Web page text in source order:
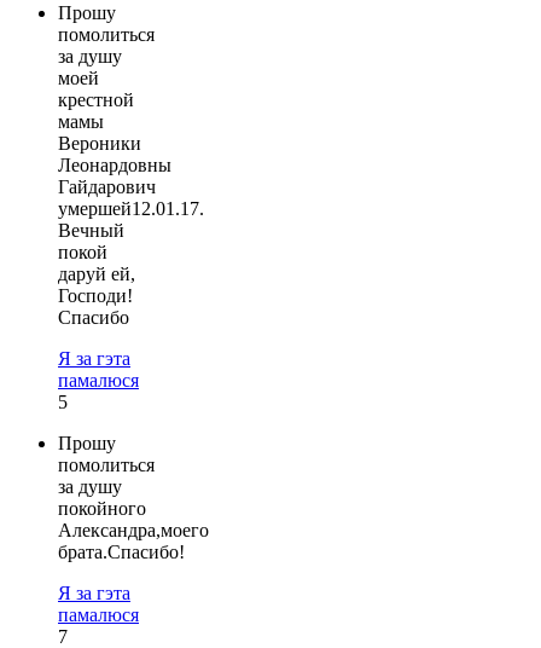
Прошу
помолиться
за душу
моей
крестной
мамы
Вероники
Леонардовны
Гайдарович
умершей12.01.17.
Вечный
покой
даруй ей,
Господи!
Спасибо
Я за гэта
памалюся
5
Прошу
помолиться
за душу
покойного
Александра,моего
брата.Спасибо!
Я за гэта
памалюся
7